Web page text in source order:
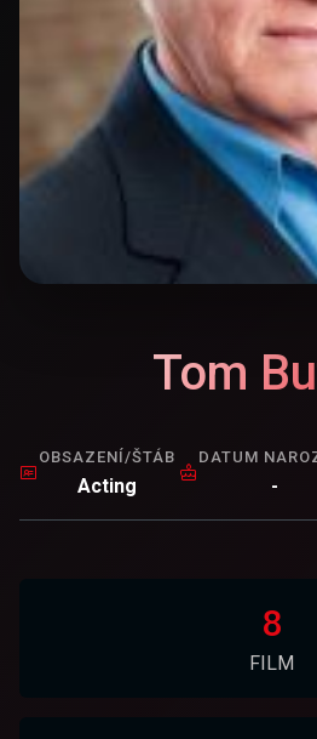
Tom
OBSAZENÍ/ŠTÁB
Acting
DATUM
-
8
FILM